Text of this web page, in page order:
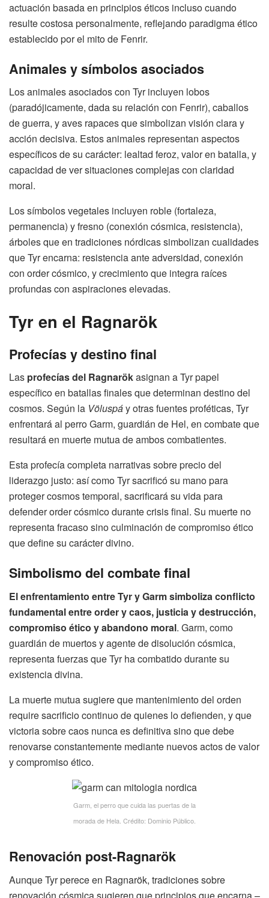
actuación basada en principios éticos incluso cuando
resulte costosa personalmente, reflejando paradigma ético
establecido por el mito de Fenrir.
Animales y símbolos asociados
Los animales asociados con Tyr incluyen lobos
(paradójicamente, dada su relación con Fenrir), caballos
de guerra, y aves rapaces que simbolizan visión clara y
acción decisiva. Estos animales representan aspectos
específicos de su carácter: lealtad feroz, valor en batalla, y
capacidad de ver situaciones complejas con claridad
moral.
Los símbolos vegetales incluyen roble (fortaleza,
permanencia) y fresno (conexión cósmica, resistencia),
árboles que en tradiciones nórdicas simbolizan cualidades
que Tyr encarna: resistencia ante adversidad, conexión
con order cósmico, y crecimiento que integra raíces
profundas con aspiraciones elevadas.
Tyr en el Ragnarök
Profecías y destino final
Las profecías del Ragnarökasignan a Tyr papel
específico en batallas finales que determinan destino del
cosmos. Según la Völuspáy otras fuentes proféticas, Tyr
enfrentará al perro Garm, guardián de Hel, en combate que
resultará en muerte mutua de ambos combatientes.
Esta profecía completa narrativas sobre precio del
liderazgo justo: así como Tyr sacrificó su mano para
proteger cosmos temporal, sacrificará su vida para
defender order cósmico durante crisis final. Su muerte no
representa fracaso sino culminación de compromiso ético
que define su carácter divino.
Simbolismo del combate final
El enfrentamiento entre Tyr y Garm simboliza conflicto
fundamental entre order y caos, justicia y destrucción,
compromiso ético y abandono moral. Garm, como
guardián de muertos y agente de disolución cósmica,
representa fuerzas que Tyr ha combatido durante su
existencia divina.
La muerte mutua sugiere que mantenimiento del orden
require sacrificio continuo de quienes lo defienden, y que
victoria sobre caos nunca es definitiva sino que debe
renovarse constantemente mediante nuevos actos de valor
y compromiso ético.
Garm, el perro que cuida las puertas de la
morada de Hela. Crédito: Dominio Público.
Renovación post-Ragnarök
Aunque Tyr perece en Ragnarök, tradiciones sobre